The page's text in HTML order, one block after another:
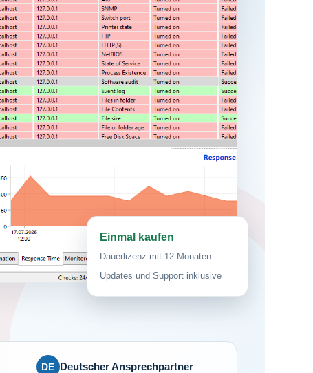
Einmal kaufen
Dauerlizenz mit 12 Monaten
Updates und Support inklusive
DE Deutscher Ansprechpartner